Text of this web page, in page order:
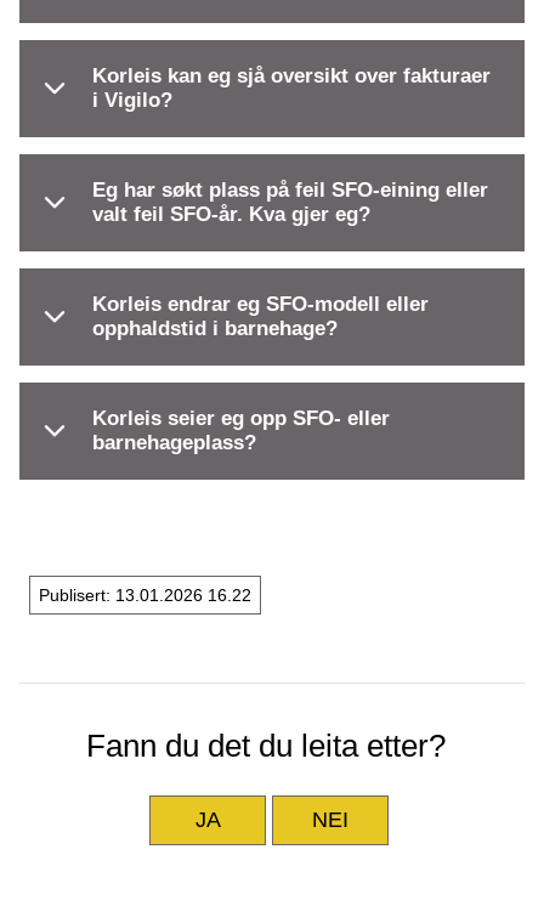
Korleis kan eg sjå oversikt over fakturaer
i Vigilo?
Eg har søkt plass på feil SFO-eining eller
valt feil SFO-år. Kva gjer eg?
Korleis endrar eg SFO-modell eller
opphaldstid i barnehage?
Korleis seier eg opp SFO- eller
barnehageplass?
Publisert 13.01.2026 16.22
Fann du det du leita etter?
JA NEI